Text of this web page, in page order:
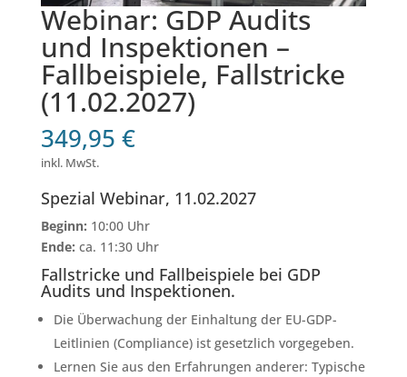
Webinar: GDP Audits
und Inspektionen –
Fallbeispiele, Fallstricke
(11.02.2027)
349,95 €
inkl. MwSt.
Spezial Webinar, 11.02.2027
Beginn: 10:00 Uhr
Ende: ca. 11:30 Uhr
Fallstricke und Fallbeispiele bei GDP
Audits und Inspektionen.
Die Überwachung der Einhaltung der EU-GDP-
Leitlinien (Compliance) ist gesetzlich vorgegeben.
Lernen Sie aus den Erfahrungen anderer: Typische